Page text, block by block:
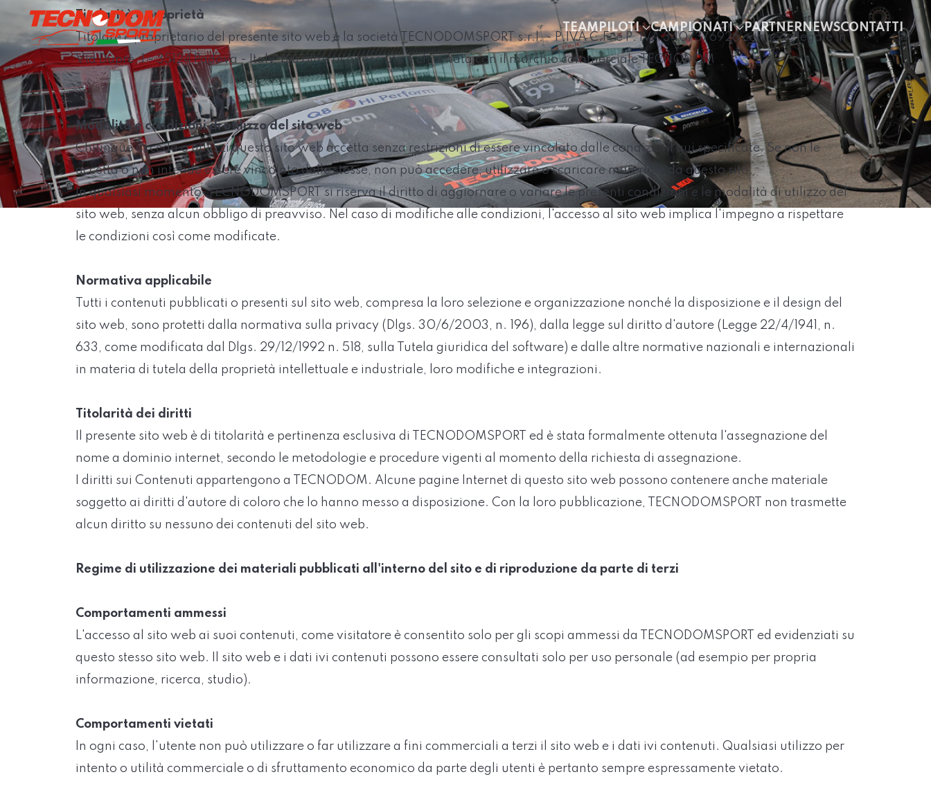
TEAMPILOTI CAMPIONATI PARTNER NEWSCONTATTI
Titolarità e proprietà
Titolare e proprietario del presente sito web è la società TECNODOMSPORT s.r.l. - P.IVA C.F. e P. IVA 3407376926 con sede legale in
Via Duprè, 1 - 35124 Padova - Italy, più oltre riconosciuta e chiamata con il marchio commerciale TECNODOM
Modalità e condizioni di utilizzo del sito web
Chiunque acceda o utilizzi questo sito web accetta senza restrizioni di essere vincolato dalle condizioni qui specificate. Se non le
accetta o non intende essere vincolato dalle stesse, non può accedere, utilizzare o scaricare materiale da questo sito.
In qualsiasi momento, TECNODOMSPORT si riserva il diritto di aggiornare o variare le presenti condizioni e le modalità di utilizzo del
sito web, senza alcun obbligo di preavviso. Nel caso di modifiche alle condizioni, l'accesso al sito web implica l'impegno a rispettare
le condizioni così come modificate.
Normativa applicabile
Tutti i contenuti pubblicati o presenti sul sito web, compresa la loro selezione e organizzazione nonché la disposizione e il design del
sito web, sono protetti dalla normativa sulla privacy (Dlgs. 30/6/2003, n. 196), dalla legge sul diritto d'autore (Legge 22/4/1941, n.
633, come modificata dal Dlgs. 29/12/1992 n. 518, sulla Tutela giuridica del software) e dalle altre normative nazionali e internazionali
in materia di tutela della proprietà intellettuale e industriale, loro modifiche e integrazioni.
Titolarità dei diritti
Il presente sito web è di titolarità e pertinenza esclusiva di TECNODOMSPORT ed è stata formalmente ottenuta l'assegnazione del
nome a dominio internet, secondo le metodologie e procedure vigenti al momento della richiesta di assegnazione.
I diritti sui Contenuti appartengono a TECNODOM. Alcune pagine Internet di questo sito web possono contenere anche materiale
soggetto ai diritti d'autore di coloro che lo hanno messo a disposizione. Con la loro pubblicazione, TECNODOMSPORT non trasmette
alcun diritto su nessuno dei contenuti del sito web.
Regime di utilizzazione dei materiali pubblicati all'interno del sito e di riproduzione da parte di terzi
Comportamenti ammessi
L'accesso al sito web ai suoi contenuti, come visitatore è consentito solo per gli scopi ammessi da TECNODOMSPORT ed evidenziati su
questo stesso sito web. Il sito web e i dati ivi contenuti possono essere consultati solo per uso personale (ad esempio per propria
informazione, ricerca, studio).
Comportamenti vietati
In ogni caso, l'utente non può utilizzare o far utilizzare a fini commerciali a terzi il sito web e i dati ivi contenuti. Qualsiasi utilizzo per
intento o utilità commerciale o di sfruttamento economico da parte degli utenti è pertanto sempre espressamente vietato.